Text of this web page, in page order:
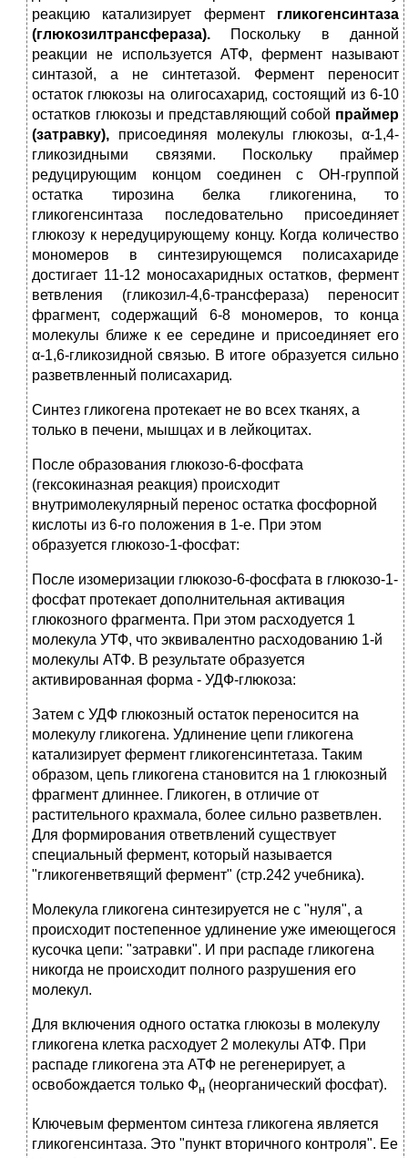
реакцию катализирует фермент гликогенсинтаза
(глюкозилтрансфераза). Поскольку в данной
реакции не используется АТФ, фермент называют
синтазой, а не синтетазой. Фермент переносит
остаток глюкозы на олигосахарид, состоящий из 6-10
остатков глюкозы и представляющий собой праймер
(затравку), присоединяя молекулы глюкозы, α-1,4-
гликозидными связями. Поскольку праймер
редуцирующим концом соединен с ОН-группой
остатка тирозина белка гликогенина, то
гликогенсинтаза последовательно присоединяет
глюкозу к нередуцирующему концу. Когда количество
мономеров в синтезирующемся полисахариде
достигает 11-12 моносахаридных остатков, фермент
ветвления (гликозил-4,6-трансфераза) переносит
фрагмент, содержащий 6-8 мономеров, то конца
молекулы ближе к ее середине и присоединяет его
α-1,6-гликозидной связью. В итоге образуется сильно
разветвленный полисахарид.
Синтез гликогена протекает не во всех тканях, а
только в печени, мышцах и в лейкоцитах.
После образования глюкозо-6-фосфата
(гексокиназная реакция) происходит
внутримолекулярный перенос остатка фосфорной
кислоты из 6-го положения в 1-е. При этом
образуется глюкозо-1-фосфат:
После изомеризации глюкозо-6-фосфата в глюкозо-1-
фосфат протекает дополнительная активация
глюкозного фрагмента. При этом расходуется 1
молекула УТФ, что эквивалентно расходованию 1-й
молекулы АТФ. В результате образуется
активированная форма - УДФ-глюкоза:
Затем с УДФ глюкозный остаток переносится на
молекулу гликогена. Удлинение цепи гликогена
катализирует фермент гликогенсинтетаза. Таким
образом, цепь гликогена становится на 1 глюкозный
фрагмент длиннее. Гликоген, в отличие от
растительного крахмала, более сильно разветвлен.
Для формирования ответвлений существует
специальный фермент, который называется
"гликогенветвящий фермент" (стр.242 учебника).
Молекула гликогена синтезируется не с "нуля", а
происходит постепенное удлинение уже имеющегося
кусочка цепи: "затравки". И при распаде гликогена
никогда не происходит полного разрушения его
молекул.
Для включения одного остатка глюкозы в молекулу
гликогена клетка расходует 2 молекулы АТФ. При
распаде гликогена эта АТФ не регенерирует, а
освобождается только Фн (неорганический фосфат).
Ключевым ферментом синтеза гликогена является
гликогенсинтаза. Это "пункт вторичного контроля". Ее